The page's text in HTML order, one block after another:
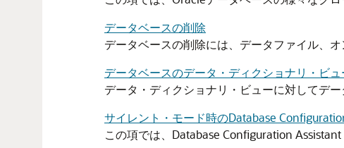
データベースの削除
データベースの削除には、データファイル、
データベースのデータ・ディクショナリ・ビュ
データ・ディクショナリ・ビューに対してデ
サイレント・モード時のDatabase
この項では、Database Configuration